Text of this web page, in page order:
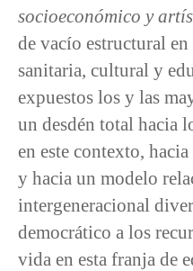
socioeconómico y
de vacío estructural
sanitaria, cultural y
expuestos los y las
un desdén total hacia
en este contexto,
y hacia un modelo
intergeneracional
democrático a los
vida en esta franja de